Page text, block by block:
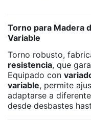
Torno para Madera
Variable
Torno robusto,
resistencia, que
Equipado con
variable, permite
adaptarse a
desde desbastes